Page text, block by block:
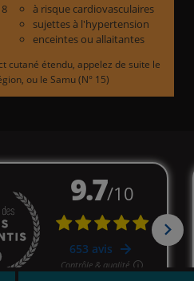
à risque cardiovasculaires
sujettes à l'hypertension
enceintes ou allaitantes
cutané étendu, appelez de suite le
ou le Samu (N° 15)